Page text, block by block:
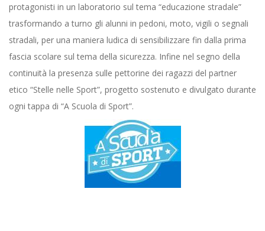
protagonisti in un laboratorio sul tema “educazione stradale”
trasformando a turno gli alunni in pedoni, moto, vigili o segnali
stradali, per una maniera ludica di sensibilizzare fin dalla prima
fascia scolare sul tema della sicurezza. Infine nel segno della
continuità la presenza sulle pettorine dei ragazzi del partner
etico “Stelle nelle Sport”, progetto sostenuto e divulgato durante
ogni tappa di “A Scuola di Sport”.